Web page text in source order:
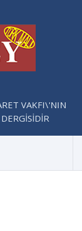
VAKFI\'NIN